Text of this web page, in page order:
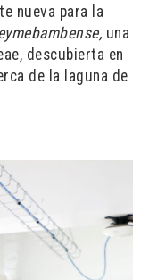
nueva para la
una
descubierta en
de la laguna de